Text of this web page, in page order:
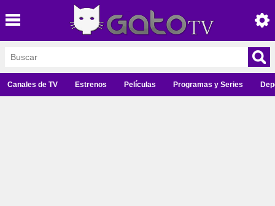
Canales de TV Estrenos Películas Programas y Series